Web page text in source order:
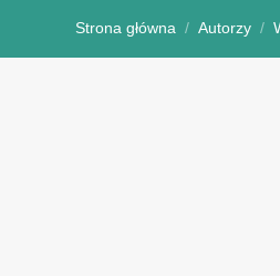
Strona główna Autorzy